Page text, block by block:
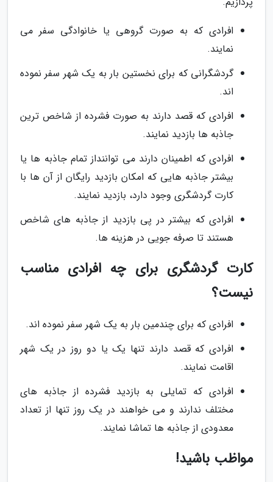
افرادی که به صورت گروهی یا خانوادگی سفر می
نمایند.
گردشگرانی که برای نخستین بار به یک شهر سفر نموده
اند.
افرادی که قصد دارند به صورت فشرده از شاخص ترین
جاذبه ها بازدید نمایند.
افرادی که اطمینان دارند می تواننداز تمام جاذبه ها یا
بیشتر جاذبه هایی که امکان بازدید رایگان از آن ها با
کارت گردشگری وجود دارد، بازدید نمایند.
افرادی که بیشتر در پی بازدید از جاذبه های شاخص
هستند تا صرفه جویی در هزینه ها.
کارت گردشگری برای چه افرادی مناسب
نیست؟
افرادی که برای چندمین بار به یک شهر سفر نموده اند.
افرادی که قصد دارند تنها یک یا دو روز در یک شهر
اقامت نمایند.
افرادی که تمایلی به بازدید فشرده از جاذبه های
مختلف ندارند و می خواهند در یک روز تنها از تعداد
معدودی از جاذبه ها تماشا نمایند.
مواظب باشید!